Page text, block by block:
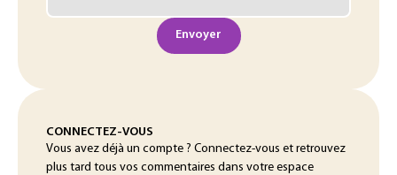
Envoyer
CONNECTEZ-VOUS
Vous avez déjà un compte ? Connectez-vous et retrouvez
plus tard tous vos commentaires dans votre espace